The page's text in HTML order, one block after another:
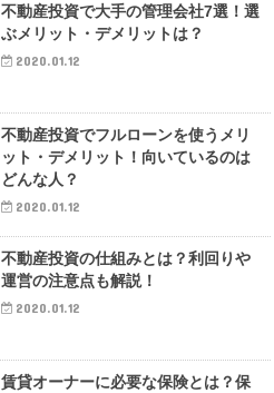
不動産投資で大手の管理会社7選！選
ぶメリット・デメリットは？
2020.01.12
不動産投資でフルローンを使うメリ
ット・デメリット！向いているのは
どんな人？
2020.01.12
不動産投資の仕組みとは？利回りや
運営の注意点も解説！
2020.01.12
賃貸オーナーに必要な保険とは？保